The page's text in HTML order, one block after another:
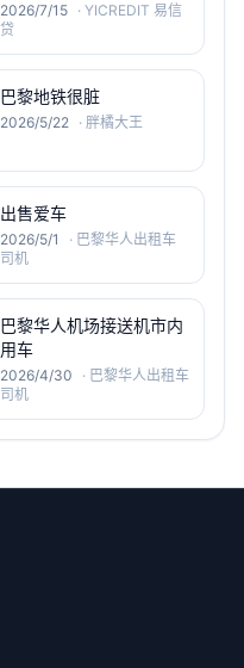
2026/7/15 · YICREDIT 易信
贷
巴黎地铁很脏
2026/5/22 · 胖橘大王
出售爱车
2026/5/1 · 巴黎华人出租车
司机
巴黎华人机场接送机市内
用车
2026/4/30 · 巴黎华人出租车
司机